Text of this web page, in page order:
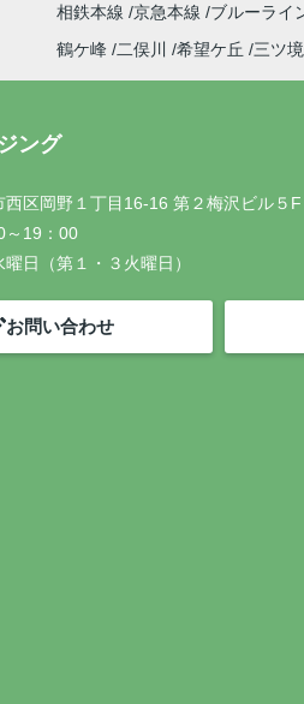
相鉄本線 京急本線 ブルーライ
鶴ケ峰 二俣川 希望ケ丘 三ツ境
ング
西区岡野１丁目16-16 第２梅沢ビル５F
～19：00
曜日（第１・３火曜日）
お問い合わせ